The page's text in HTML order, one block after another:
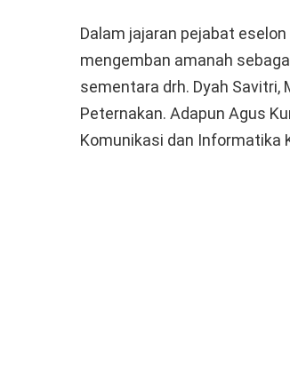
Dalam jajaran pejabat eselon
mengemban amanah
sementara drh. Dyah Savitri,
Peternakan. Adapun Agus
Komunikasi dan Informatika